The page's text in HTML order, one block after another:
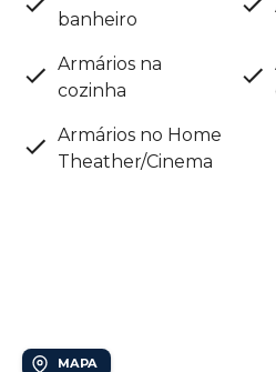
banheiro
Armários na
cozinha
Armários no Home
Theather/Cinema
MAPA